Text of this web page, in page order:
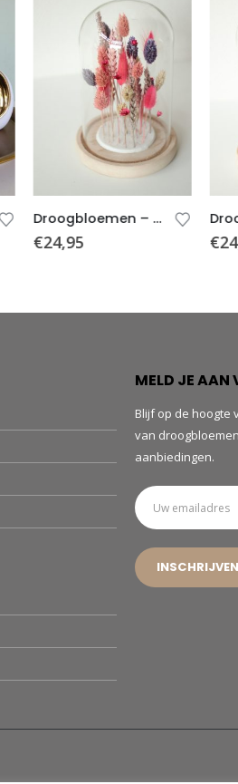
Droogbloemen – Stolp – Roze
MELD JE AAN
Blijf op de hoogte
van
aanbiedingen.